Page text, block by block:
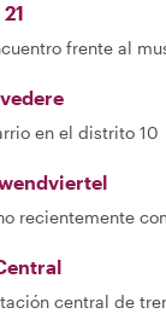
frente al
en el distrito 10
recientemente
central de